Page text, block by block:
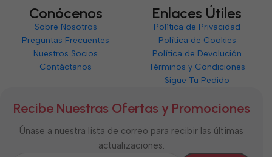
Conócenos
Sobre Nosotros
Preguntas Frecuentes
Nuestros Socios
Contáctanos
Enlaces Útiles
Política de Privacidad
Política de Cookies
Política de Devolución
Términos y Condiciones
Sigue Tu Pedido
Recibe Nuestras Ofertas y Promociones
Únase a nuestra lista de correo para recibir las últimas
actualizaciones.